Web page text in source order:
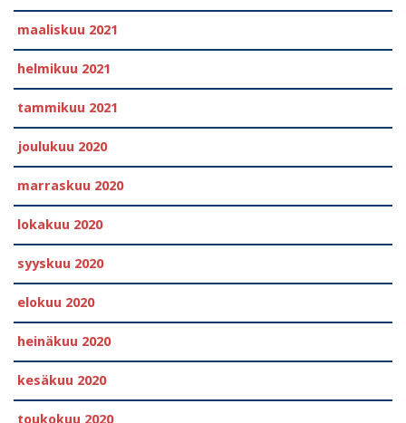
maaliskuu 2021
helmikuu 2021
tammikuu 2021
joulukuu 2020
marraskuu 2020
lokakuu 2020
syyskuu 2020
elokuu 2020
heinäkuu 2020
kesäkuu 2020
toukokuu 2020